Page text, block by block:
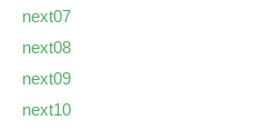
next07
next08
next09
next10